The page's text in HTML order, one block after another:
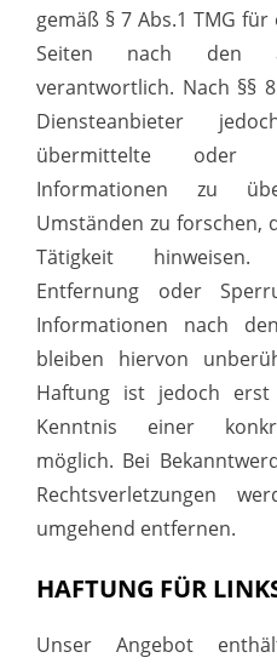
gemäß § 7 Abs.1 TMG
Seiten nach den
verantwortlich. Nach §§
Diensteanbieter
übermittelte oder
Informationen zu
Umständen zu forschen,
Tätigkeit
Entfernung oder
Informationen nach
bleiben hiervon
Haftung ist jedoch
Kenntnis einer
möglich. Bei
Rechtsverletzungen
umgehend entfernen.
HAFTUNG FÜR
Unser Angebot